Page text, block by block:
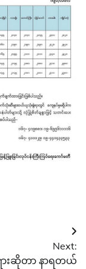
Next:
းဆိုတာ နာရတယ်